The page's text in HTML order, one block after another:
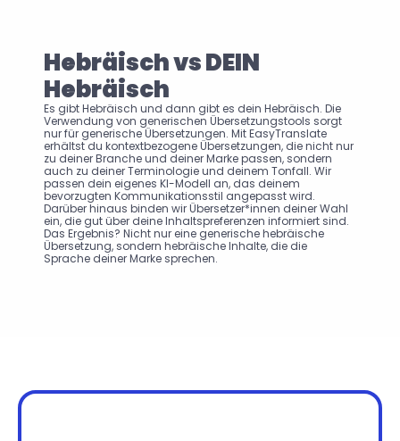
Hebräisch vs DEIN
Hebräisch
Es gibt Hebräisch und dann gibt es dein Hebräisch. Die
Verwendung von generischen Übersetzungstools sorgt
nur für generische Übersetzungen. Mit EasyTranslate
erhältst du kontextbezogene Übersetzungen, die nicht nur
zu deiner Branche und deiner Marke passen, sondern
auch zu deiner Terminologie und deinem Tonfall. Wir
passen dein eigenes KI-Modell an, das deinem
bevorzugten Kommunikationsstil angepasst wird.
Darüber hinaus binden wir Übersetzer*innen deiner Wahl
ein, die gut über deine Inhaltspreferenzen informiert sind.
Das Ergebnis? Nicht nur eine generische hebräische
Übersetzung, sondern hebräische Inhalte, die die
Sprache deiner Marke sprechen.